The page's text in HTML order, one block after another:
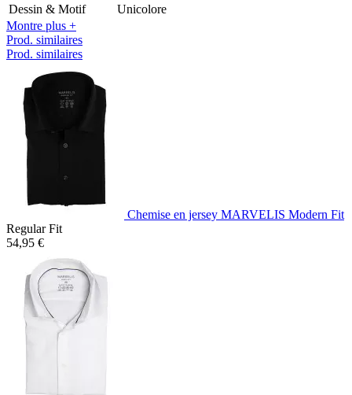
Dessin & Motif
Unicolore
Montre plus +
Prod. similaires
Prod. similaires
Chemise en jersey MARVELIS Modern Fit
Regular Fit
54,95 €